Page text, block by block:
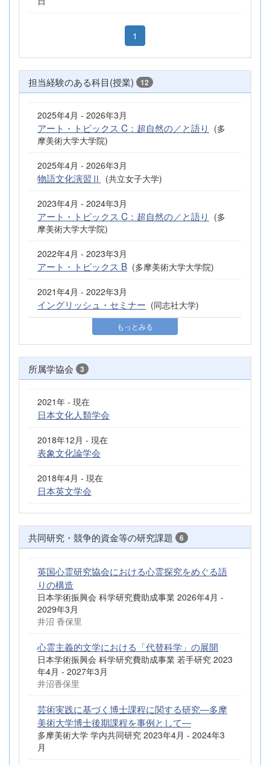
1
担当経験のある科目(授業) 12
2025年4月 - 2026年3月
アート・トピックス C：超自然の／と語り (多
摩美術大学大学院)
2025年4月 - 2026年3月
物語文化演習Ⅱ (共立女子大学)
2023年4月 - 2024年3月
アート・トピックス C：超自然の／と語り (多
摩美術大学大学院)
2022年4月 - 2023年3月
アート・トピックス B (多摩美術大学大学院)
2021年4月 - 2022年3月
イングリッシュ・セミナー (同志社大学)
もっとみる
所属学協会 3
2021年 - 現在
日本文化人類学会
2018年12月 - 現在
表象文化論学会
2018年4月 - 現在
日本英文学会
共同研究・競争的資金等の研究課題 6
英国心霊研究協会における心霊探究をめぐる語
りの構造
日本学術振興会 科学研究費助成事業 2026年4月 -
2029年3月
井沼 香保里
心霊主義的文学における「代替科学」の展開
日本学術振興会 科学研究費助成事業 若手研究 2023
年4月 - 2027年3月
井沼香保里
芸術実践に基づく博士課程に関する研究―多摩
美術大学博士後期課程を事例として―
多摩美術大学 学内共同研究 2023年4月 - 2024年3
月